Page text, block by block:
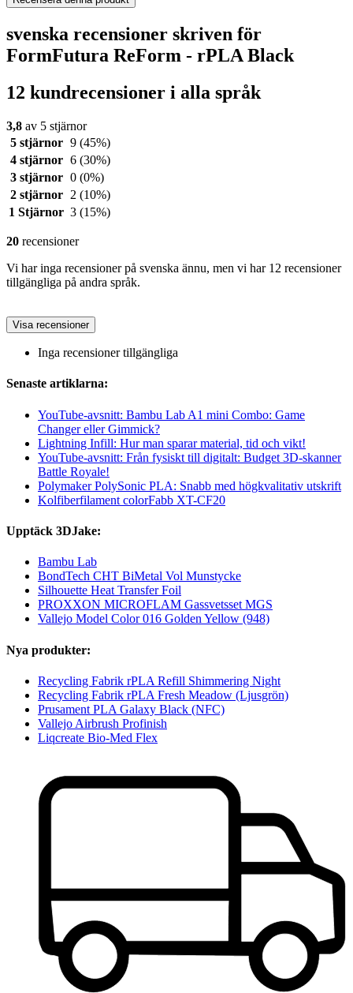
svenska recensioner skriven för
FormFutura ReForm - rPLA Black
12 kundrecensioner i alla språk
3,8 av 5 stjärnor
5 stjärnor 9 (45%)
4 stjärnor 6 (30%)
3 stjärnor 0 (0%)
2 stjärnor
2 (10%)
1 Stjärnor 3 (15%)
20 recensioner
Vi har inga recensioner på svenska ännu, men vi har 12 recensioner
tillgängliga på andra språk.
Visa recensioner
Inga recensioner tillgängliga
Senaste artiklarna:
YouTube-avsnitt: Bambu Lab A1 mini Combo: Game
Changer eller Gimmick?
Lightning Infill: Hur man sparar material, tid och vikt!
YouTube-avsnitt: Från fysiskt till digitalt: Budget 3D-skanner
Battle Royale!
Polymaker PolySonic PLA: Snabb med högkvalitativ utskrift
Kolfiberfilament colorFabb XT-CF20
Upptäck 3DJake:
Bambu Lab
BondTech CHT BiMetal Vol Munstycke
Silhouette Heat Transfer Foil
PROXXON MICROFLAM Gassvetsset MGS
Vallejo Model Color 016 Golden Yellow (948)
Nya produkter:
Recycling Fabrik rPLA Refill Shimmering Night
Recycling Fabrik rPLA Fresh Meadow (Ljusgrön)
Prusament PLA Galaxy Black (NFC)
Vallejo Airbrush Profinish
Liqcreate Bio-Med Flex